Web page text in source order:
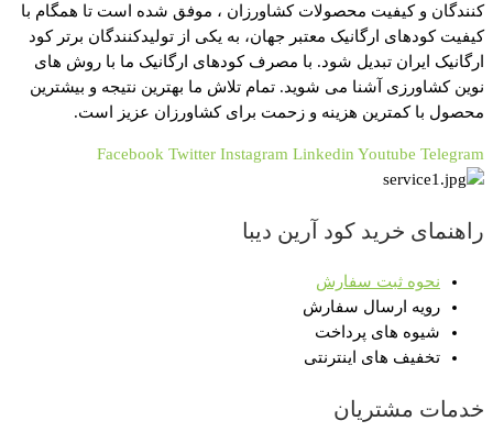
کنندگان و کیفیت محصولات کشاورزان ، موفق شده است تا همگام با
کیفیت کودهای ارگانیک معتبر جهان، به یکی از تولیدکنندگان برتر کود
ارگانیک ایران تبدیل شود. با مصرف کودهای ارگانیک ما با روش های
نوین کشاورزی آشنا می شوید. تمام تلاش ما بهترین نتیجه و بیشترین
محصول با کمترین هزینه و زحمت برای کشاورزان عزیز است.​
Facebook Twitter Instagram Linkedin Youtube Telegram
راهنمای خرید کود آرین دیبا
نحوه ثبت سفارش
رویه ارسال سفارش
شیوه های پرداخت
تخفیف های اینترنتی
خدمات مشتریان